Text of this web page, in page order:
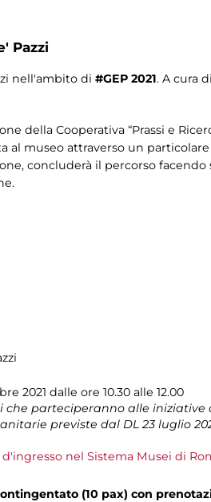
Pazzi
nell'ambito di #GEP 2021. A cura
della Cooperativa “Prassi e
al museo attraverso un
concluderà il percorso
2021 dalle ore 10.30 alle 12.00
che parteciperanno alle
previste dal DL 23 luglio
nel Sistema Musei di
(10 pax) con